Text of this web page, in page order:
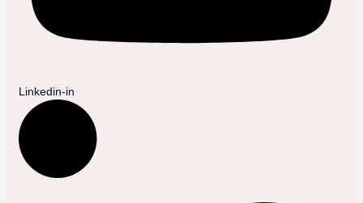
Linkedin-in